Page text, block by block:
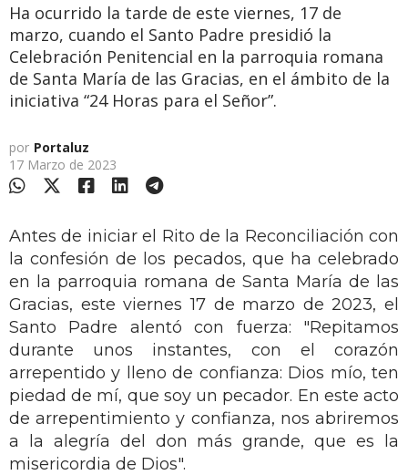
Ha ocurrido la tarde de este viernes, 17 de
marzo, cuando el Santo Padre presidió la
Celebración Penitencial en la parroquia romana
de Santa María de las Gracias, en el ámbito de la
iniciativa “24 Horas para el Señor”.
por Portaluz
17 Marzo de 2023
Antes de iniciar el Rito de la Reconciliación con
la confesión de los pecados, que ha celebrado
en la parroquia romana de Santa María de las
Gracias, este viernes 17 de marzo de 2023, el
Santo Padre alentó con fuerza: "Repitamos
durante unos instantes, con el corazón
arrepentido y lleno de confianza: Dios mío, ten
piedad de mí, que soy un pecador. En este acto
de arrepentimiento y confianza, nos abriremos
a la alegría del don más grande, que es la
misericordia de Dios".